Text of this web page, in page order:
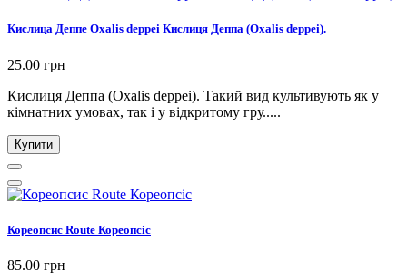
Кислица Деппе Oxalis deppei Кислиця Деппа (Oxalis deppei).
25.00 грн
Кислиця Деппа (Oxalis deppei). Такий вид культивують як у
кімнатних умовах, так і у відкритому гру.....
Купити
Кореопсис Route Кореопсіс
85.00 грн